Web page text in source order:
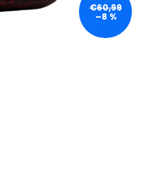
€60,99
–8 %